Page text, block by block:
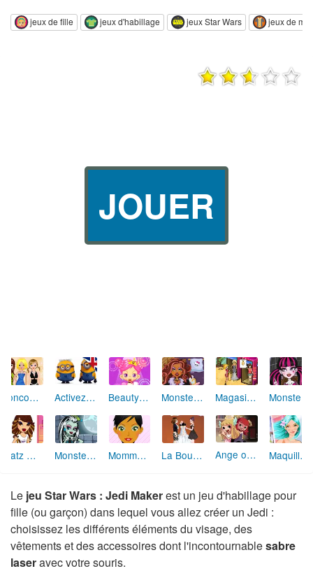
jeux de fille jeux d'habillage jeux Star Wars jeux de
JOUER
Concours de beauté Activez les Minions (anglais) Beauty Machine Monster High : Clawdeen Wolf (maquillage) Magasin de robes de soirée
Bratz Makeover Monster High : Frankie Stein (maquillage) Mommy MakeOver La Boutique du Mariage Ange ou Démon : Styliste Maquillage d'ado
Le jeu Star Wars : Jedi Makerest un jeu d'habillage pour
fille (ou garçon) dans lequel vous allez créer un Jedi :
choisissez les différents éléments du visage, des
vêtements et des accessoires dont l'incontournablesabre
laseravec votre souris.